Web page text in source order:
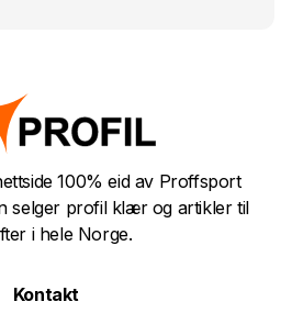
100% eid av Proffsport
selger profil klær og artikler til
i hele Norge.
Kontakt